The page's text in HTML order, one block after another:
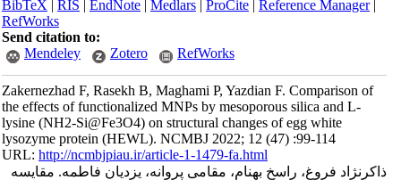
BibTeX| RIS|EndNote|Medlars|ProCite|
Send citation to:
Mendeley
Zotero
Zakernezhad F, Rasekh B, Maghami P, Yazdian F.
the effects of functionalized MNPs by mesoporous
lysine (NH2-Si@Fe3O4) on structural changes of egg
lysozyme protein (HEWL). NCMBJ 2022; 12 (47)
URL:http://ncmbjpiau.ir/article-1-1479-fa.html
راسخ بهنام، مقامی پروانه، یزدیان فاطمه‌. مقایسه